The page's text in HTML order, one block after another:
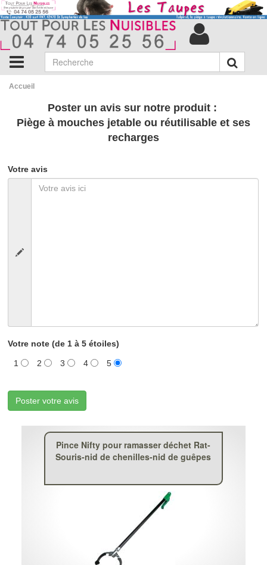
Accueil
Poster un avis sur notre produit :
Piège à mouches jetable ou réutilisable et ses
recharges
Votre avis
Votre note (de 1 à 5 étoiles)
1 2 3 4 5
Poster votre avis
Pince Nifty pour ramasser déchet Rat-
Souris-nid de chenilles-nid de guêpes